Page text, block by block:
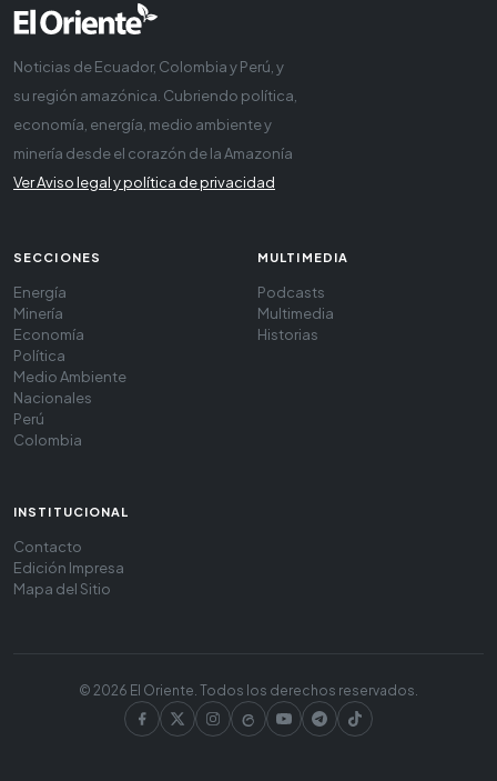
Noticias de Ecuador, Colombia y Perú, y
su región amazónica. Cubriendo política,
economía, energía, medio ambiente y
minería desde el corazón de la Amazonía
Ver Aviso legal y política de privacidad
SECCIONES
Energía
Minería
Economía
Política
Medio Ambiente
Nacionales
Perú
Colombia
MULTIMEDIA
Podcasts
Multimedia
Historias
INSTITUCIONAL
Contacto
Edición Impresa
Mapa del Sitio
© 2026 El Oriente. Todos los derechos reservados.